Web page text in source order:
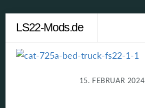
content
LS22-Mods.de
15. FEBRUAR 2024